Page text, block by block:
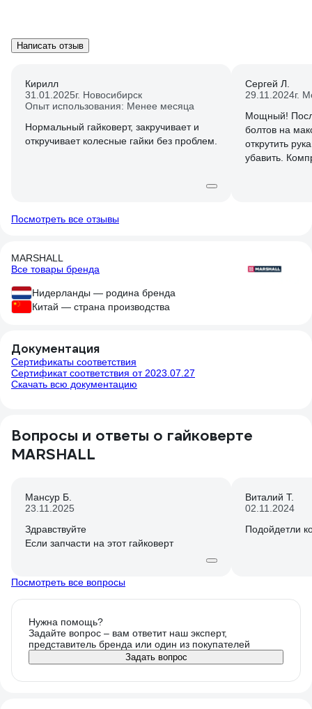
Написать отзыв
Кирилл
31.01.2025г. Новосибирск
Опыт использования: Менее месяца
Нормальный гайковерт, закручивает и
откручивает колесные гайки без проблем.
Сергей Л.
29.11.2024г.
Мощный!
болтов на
открутить
убавить.
Посмотреть все отзывы
MARSHALL
Все товары бренда
Нидерланды — родина бренда
Китай — страна производства
Документация
Сертификаты соответствия
Сертификат соответствия от 2023.07.27
Скачать всю документацию
Вопросы и ответы о гайковерте
MARSHALL
Мансур Б.
23.11.2025
Здравствуйте
Если запчасти на этот гайковерт
Виталий Т.
02.11.2024
Подойдетли
Посмотреть все вопросы
Нужна помощь?
Задайте вопрос – вам ответит наш эксперт,
представитель бренда или один из покупателей
Задать вопрос